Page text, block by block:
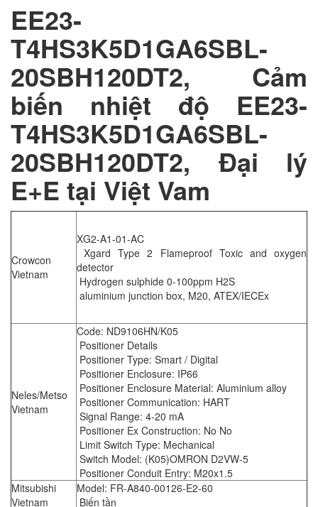
EE23-
T4HS3K5D1GA6SBL-
20SBH120DT2, Cảm
biến nhiệt độ EE23-
T4HS3K5D1GA6SBL-
20SBH120DT2, Đại lý
E+E tại Việt Vam
Crowcon
Vietnam
XG2-A1-01-AC
Xgard Type 2 Flameproof Toxic and oxygen
detector
Hydrogen sulphide 0-100ppm H2S
aluminium junction box, M20, ATEX/IECEx
Neles/Metso
Vietnam
Code: ND9106HN/K05
Positioner Details
Positioner Type: Smart / Digital
Positioner Enclosure: IP66
Positioner Enclosure Material: Aluminium alloy
Positioner Communication: HART
Signal Range: 4-20 mA
Positioner Ex Construction: No No
Limit Switch Type: Mechanical
Switch Model: (K05)OMRON D2VW-5
Positioner Conduit Entry: M20x1.5
Mitsubishi
Vietnam
Model: FR-A840-00126-E2-60
Biến tần